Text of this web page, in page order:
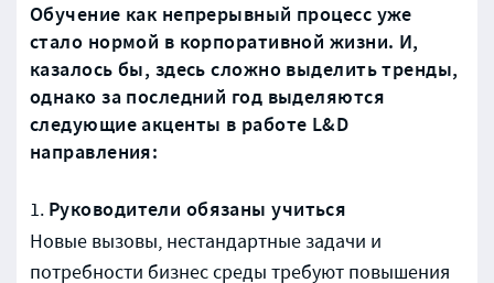
Обучение как непрерывный процесс уже
стало нормой в корпоративной жизни. И,
казалось бы, здесь сложно выделить тренды,
однако за последний год выделяются
следующие акценты в работе L&D
направления:
Руководители обязаны учиться
Новые вызовы, нестандартные задачи и
потребности бизнес среды требуют повышения